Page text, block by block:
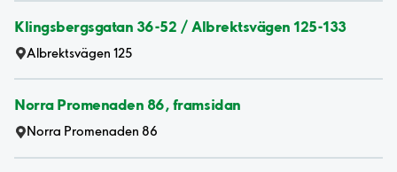
Klingsbergsgatan 36-52 / Albrektsvägen 125-133
Albrektsvägen 125
Norra Promenaden 86, framsidan
Norra Promenaden 86